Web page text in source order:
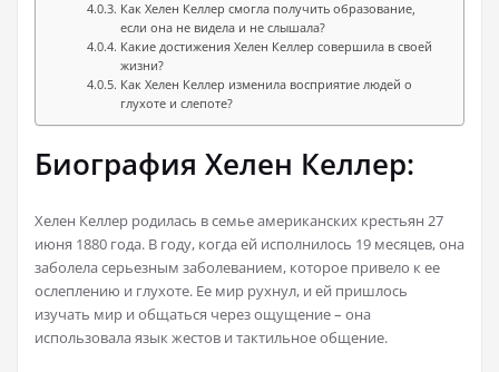
Как Хелен Келлер смогла получить образование,
если она не видела и не слышала?
Какие достижения Хелен Келлер совершила в своей
жизни?
Как Хелен Келлер изменила восприятие людей о
глухоте и слепоте?
Биография Хелен Келлер:
Хелен Келлер родилась в семье американских крестьян 27
июня 1880 года. В году, когда ей исполнилось 19 месяцев, она
заболела серьезным заболеванием, которое привело к ее
ослеплению и глухоте. Ее мир рухнул, и ей пришлось
изучать мир и общаться через ощущение – она
использовала язык жестов и тактильное общение.